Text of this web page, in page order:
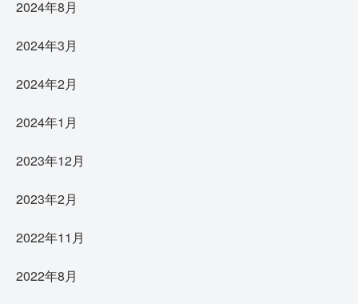
2024年8月
2024年3月
2024年2月
2024年1月
2023年12月
2023年2月
2022年11月
2022年8月